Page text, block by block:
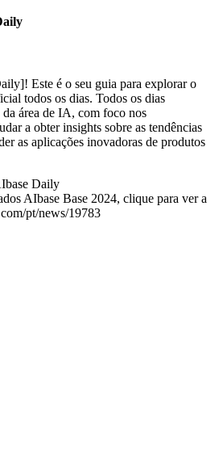
Este é o seu guia para explorar o
todos os dias. Todos os dias
da área de IA, com foco nos
a obter insights sobre as tendências
as aplicações inovadoras de produtos
Daily
AIbase Base 2024, clique para ver a
pt/news/19783